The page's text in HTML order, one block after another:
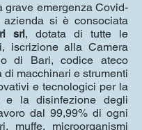
grave emergenza Covid-
si è consociata
srl, dotata di tutte le
iscrizione alla Camera
di Bari, codice ateco
di macchinari e strumenti
e tecnologici per la
e la disinfezione degli
dal 99,99% di ogni
muffe, microorganismi